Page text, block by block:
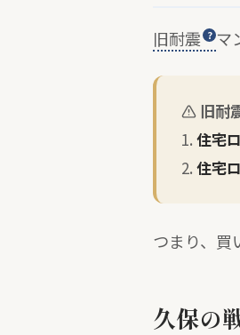
旧耐震 マ
旧耐
1. 住宅
2. 住宅
つまり、買
久保の